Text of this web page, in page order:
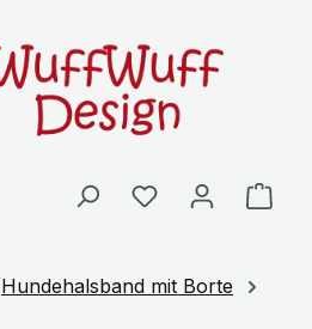
Hundehalsband mit Borte